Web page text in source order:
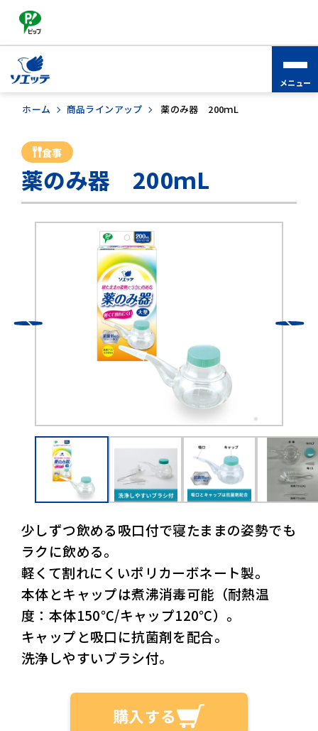
ソエッテ
とは
お問い
合わせ
ホーム > 商品ラインアップ > 薬のみ器 200ｍL
食事
薬のみ器 200ｍL
少しずつ飲める吸口付で寝たままの姿勢でも
ラクに飲める。
軽くて割れにくいポリカーボネート製。
本体とキャップは煮沸消毒可能（耐熱温
度：本体150℃/キャップ120℃）。
キャップと吸口に抗菌剤を配合。
洗浄しやすいブラシ付。
購入する